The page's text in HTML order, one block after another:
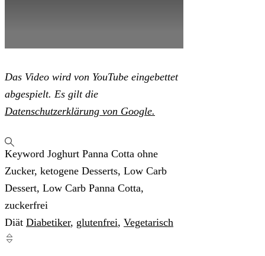
Das Video wird von YouTube eingebettet
abgespielt. Es gilt die
Datenschutzerklärung von Google.
Keyword Joghurt Panna Cotta ohne
Zucker, ketogene Desserts, Low Carb
Dessert, Low Carb Panna Cotta,
zuckerfrei
Diät Diabetiker, glutenfrei, Vegetarisch